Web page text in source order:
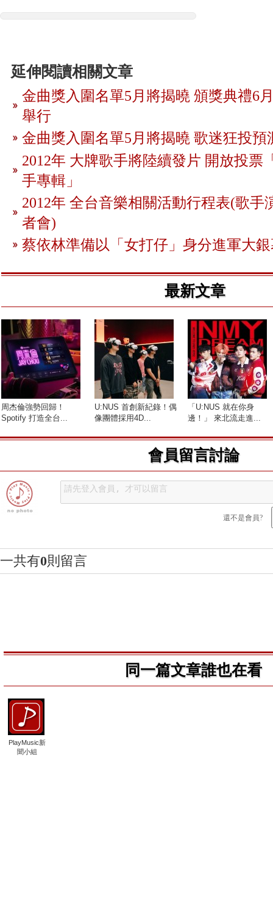
延伸閱讀相關文章
金曲獎入圍名單5月將揭曉 頒獎典禮6
舉行
金曲獎入圍名單5月將揭曉 歌迷狂投預
2012年 大牌歌手將陸續發片 開放投票
手專輯」
2012年 全台音樂相關活動行程表(歌手
者會)
蔡依林準備以「女打仔」身分進軍大
最新文章
周杰倫強勢回歸！
Spotify 打造全台...
U:NUS 首創新紀錄！偶
像團體採用4D...
「U:NUS 就在你身
邊！」 來北流走進...
會員留言討論
還不是會員?
一共有0則留言
同一篇文章誰也在看
PlayMusic新
聞小組